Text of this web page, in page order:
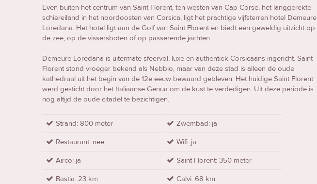
Even buiten het centrum van Saint Florent, ten westen van Cap Corse, het langgerekte
schiereiland in het noordoosten van Corsica, ligt het prachtige vijfsterren hotel Demeure
Loredana. Het hotel ligt aan de Golf van Saint Florent en biedt een geweldig uitzicht op
de zee, op de vissersboten of op passerende jachten.
Demeure Loredana is uitermate sfeervol, luxe en authentiek Corsicaans ingericht. Saint
Florent stond vroeger bekend als Nebbio, maar van deze stad is alleen de oude
kathedraal uit het begin van de 12e eeuw bewaard gebleven. Het huidige Saint Florent
werd gesticht door het Italiaanse Genua om de kust te verdedigen. Uit deze periode is
nog altijd de oude citadel te bezichtigen.
Strand: 800 meter
Zwembad: ja
Restaurant: nee
Wifi: ja
Airco: ja
Saint Florent: 350 meter
Bastia: 23 km
Calvi: 68 km